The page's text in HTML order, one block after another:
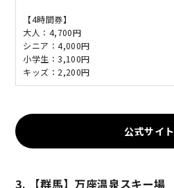
【4時間券】
大人：4,700円
シニア：4,000円
小学生：3,100円
キッズ：2,200円
公式サイト
3. 【群馬】万座温泉スキー場